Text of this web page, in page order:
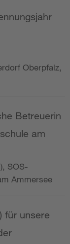
Oberpfalz,
Betreuerin
am
SOS-
Ammersee
für unsere